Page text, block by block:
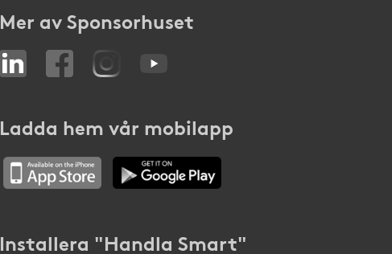
Mer av Sponsorhuset
Ladda hem vår mobilapp
Installera "Handla Smart"